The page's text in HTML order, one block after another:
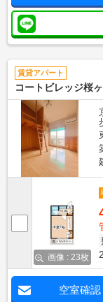
賃貸アパート
コートビレッジ桜
画像 : 23枚
空室確認